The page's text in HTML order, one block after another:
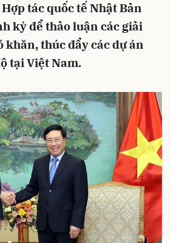
tác quốc tế Nhật Bản
kỳ để thảo luận các giải
khăn, thúc đẩy các dự án
tại Việt Nam.